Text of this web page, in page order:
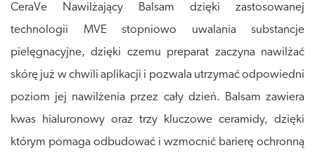
CeraVe Nawilżający Balsam dzięki zastosowanej
technologii MVE stopniowo uwalania substancje
pielęgnacyjne, dzięki czemu preparat zaczyna nawilżać
skórę już w chwili aplikacji i pozwala utrzymać odpowiedni
poziom jej nawilżenia przez cały dzień. Balsam zawiera
kwas hialuronowy oraz trzy kluczowe ceramidy, dzięki
którym pomaga odbudować i wzmocnić barierę ochronną